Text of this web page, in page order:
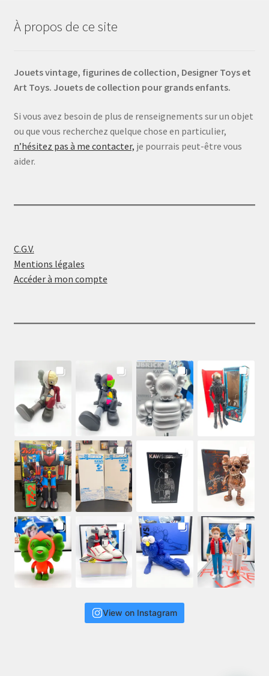
À propos de ce site
Jouets vintage, figurines de collection, Designer Toys et
Art Toys. Jouets de collection pour grands enfants.
Si vous avez besoin de plus de renseignements sur un objet
ou que vous recherchez quelque chose en particulier,
n’hésitez pas à me contacter, je pourrais peut-être vous
aider.
C.G.V.
Mentions légales
Accéder à mon compte
View on Instagram